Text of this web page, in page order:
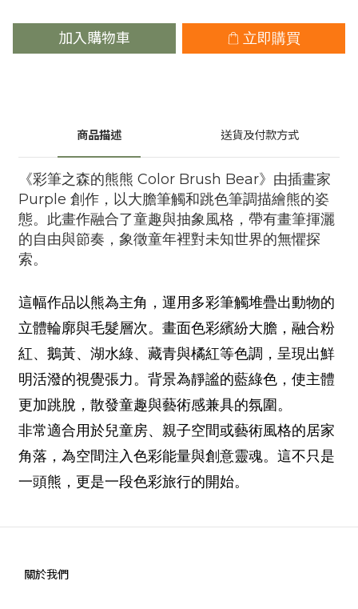
加入購物車 立即購買
商品描述 送貨及付款方式
《彩筆之森的熊熊 Color Brush Bear》由插畫家
Purple 創作，以大膽筆觸和跳色筆調描繪熊的姿
態。此畫作融合了童趣與抽象風格，帶有畫筆揮灑
的自由與節奏，象徵童年裡對未知世界的無懼探
索。
這幅作品以熊為主角，運用多彩筆觸堆疊出動物的
立體輪廓與毛髮層次。畫面色彩繽紛大膽，融合粉
紅、鵝黃、湖水綠、藏青與橘紅等色調，呈現出鮮
明活潑的視覺張力。背景為靜謐的藍綠色，使主體
更加跳脫，散發童趣與藝術感兼具的氛圍。
非常適合用於兒童房、親子空間或藝術風格的居家
角落，為空間注入色彩能量與創意靈魂。這不只是
一頭熊，更是一段色彩旅行的開始。
關於我們